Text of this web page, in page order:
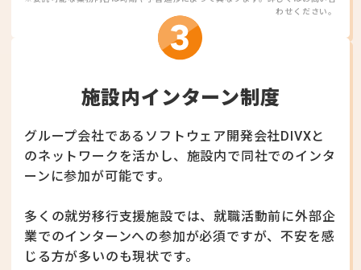
わせください。
施設内インターン制度
グループ会社であるソフトウェア開発会社DIVXと
のネットワークを活かし、 施設内で同社でのインタ
ーンに参加が可能です。
多くの就労移行支援施設では、就職活動前に外部企
業でのインターンへの参加が必須ですが、不安を感
じる方が多いのも現状です。